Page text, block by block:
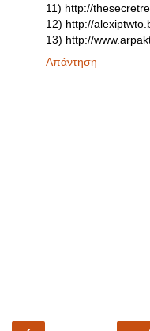
11) http://
12) http://
13) http://
Απάντηση